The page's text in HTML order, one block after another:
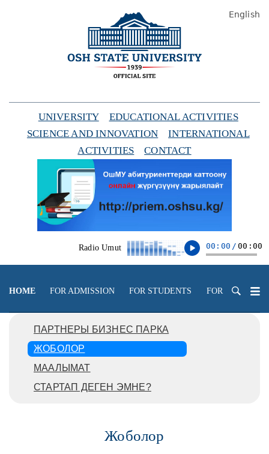
UNIVERSITY
EDUCATIONAL ACTIVITIES
SCIENCE AND INNOVATION
INTERNATIONAL
ACTIVITIES
CONTACT
Radio Umut 00:00 / 00:00
English
HOME FOR ADMISSION FOR STUDENTS FOR TEACHERS
ПАРТНЕРЫ БИЗНЕС ПАРКА
ЖОБОЛОР
МААЛЫМАТ
СТАРТАП ДЕГЕН ЭМНЕ?
Жоболор